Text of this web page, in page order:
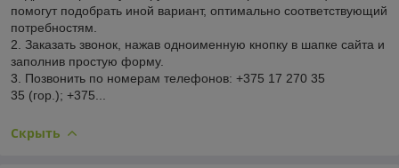
помогут подобрать иной вариант, оптимально соответствующий
потребностям.
2. Заказать звонок, нажав одноименную кнопку в шапке сайта и
заполнив простую форму.
3. Позвонить по номерам телефонов: +375 17 270 35
35 (гор.); +375...
Скрыть